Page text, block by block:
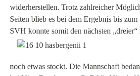
widerherstellen. Trotz zahlreicher
Seiten blieb es bei dem Ergebnis bis
SVH konnte somit den nächsten „dreier“
noch etwas stockt. Die Mannschaft